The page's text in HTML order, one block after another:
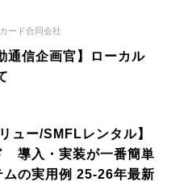
ード合同会社
通信企画官】ローカル
ュー/SMFLレンタル】
導入・実装が一番簡単
の実用例 25-26年最新